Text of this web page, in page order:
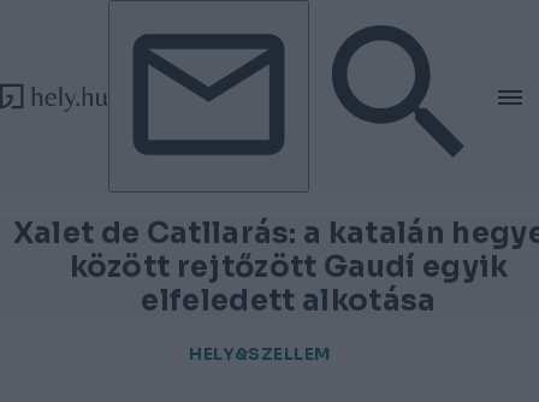
Tovább a tartalomhoz
Tovább a lábléchez
Xalet de Catllarás: a katalán
között rejtőzött Gaudí egyik
elfeledett alkotása
HELY&SZELLEM